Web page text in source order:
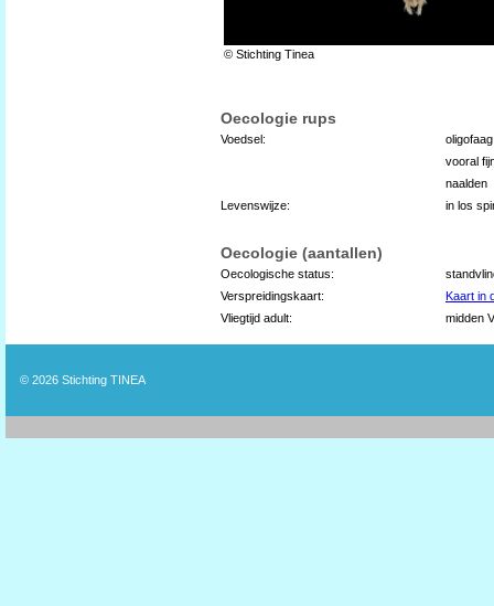
© Stichting Tinea
Oecologie rups
Voedsel:
vooral
naalden
Levenswijze:
in los
Oecologie (aantallen)
Oecologische status:
Verspreidingskaart:
Kaart in
Vliegtijd adult:
midden
© 2026 Stichting TINEA